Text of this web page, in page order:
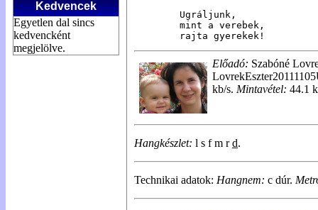
Kedvencek
Egyetlen dal sincs
kedvencként
megjelölve.
Ugráljunk,
mint a verebek,
rajta gyerekek!
Előadó: Szabóné
kb/s. Mintavétel: 44.1
Hangkészlet: l s f m rd.
Technikai adatok: Hangnem: c dúr.